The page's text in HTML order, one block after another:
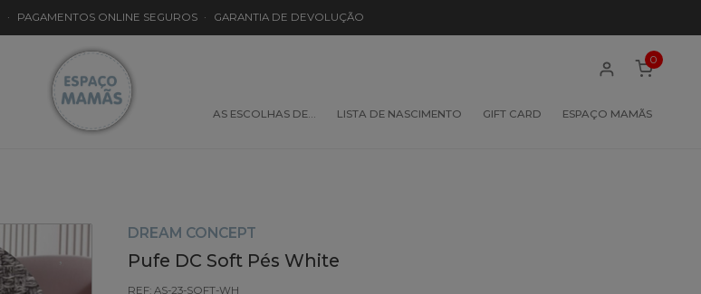
· PAGAMENTOS ONLINE SEGUROS · GARANTIA DE DEVOLUÇÃO
AS ESCOLHAS DE… LISTA DE NASCIMENTO GIFT CARD ESPAÇO MAMÃS
0
DREAM CONCEPT
Pufe DC Soft Pés White
REF: AS-23-SOFT-WH